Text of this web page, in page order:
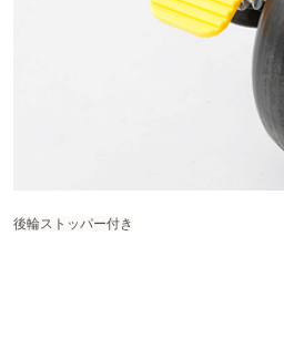
後輪ストッパー付き